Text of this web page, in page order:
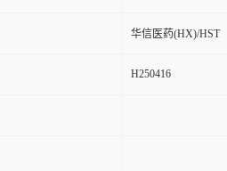
华信医药(HX)/HST
H250416